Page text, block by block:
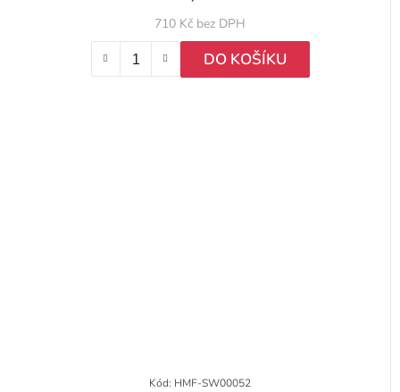
710 Kč bez DPH
DO KOŠÍKU
Kód: HMF-SW00052